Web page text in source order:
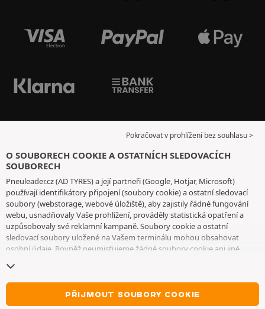
Pokračovat v prohlížení bez souhlasu >
O SOUBORECH COOKIE A OSTATNÍCH SLEDOVACÍCH
SOUBORECH
Pneuleader.cz (AD TYRES) a její partneři (Google, Hotjar, Microsoft)
používají identifikátory připojení (soubory cookie) a ostatní sledovací
soubory (webstorage, webové úložiště), aby zajistily řádné fungování
webu, usnadňovaly Vaše prohlížení, prováděly statistická opatření a
uzpůsobovaly své reklamní kampaně. Soubory cookie a ostatní
sledovací soubory uložené na Vašem terminálu mohou obsahovat
osobní údaje. Rovněž neumisťujeme žádné soubory cookie ani jiné
vyjma těch, které jsou nezbytné pro fungování webu. Vaši volbu
uchováváme po dobu 6 měsíců. Svůj souhlas můžete kdykoliv odvolat
stránce souborů cookie a ostatních sledovacích souborů
rozhodnout, že budete pokračovat v prohlížení, aniž byste přijali
PŘIJMOUT SOUBORY COOKIE